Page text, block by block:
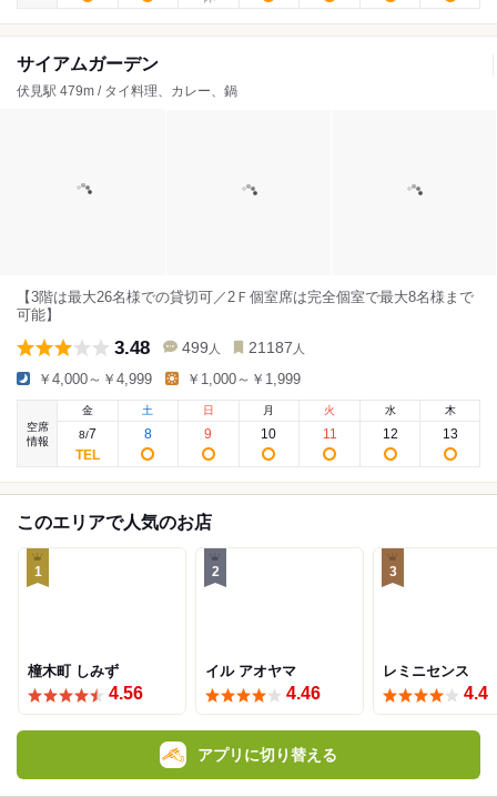
サイアムガーデン
伏見駅 479m / タイ料理、カレー、鍋
【3階は最大26名様での貸切可／2Ｆ個室席は完全個室で最大8名様まで
可能】
3.48 499 人 21187 人
￥4,000～￥4,999 ￥1,000～￥1,999
空席
情報
金
8/7
土
8
日
9
月
10
火
11
水
12
木
13
このエリアで人気のお店
1
橦木町 しみず
4.56
2
イル アオヤマ
4.46
3
レミニセンス
4.4
アプリに切り替える